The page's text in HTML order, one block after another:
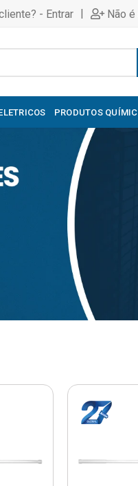
- Entrar | Não
PRODUTOS